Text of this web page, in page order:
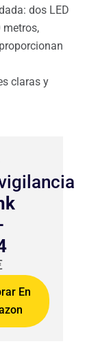
dos LED
claras y
En